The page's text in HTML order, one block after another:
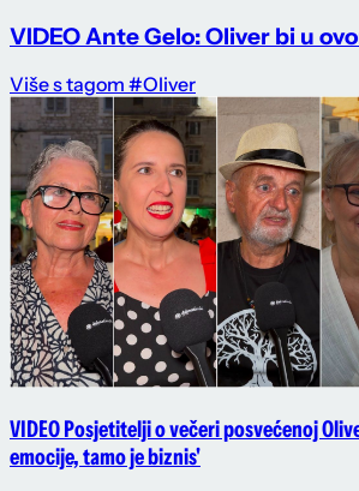
VIDEO Ante Gelo: Oliver bi u
Više s tagom #Oliver
VIDEO Posjetitelji o večeri posvećenoj
emocije, tamo je biznis'